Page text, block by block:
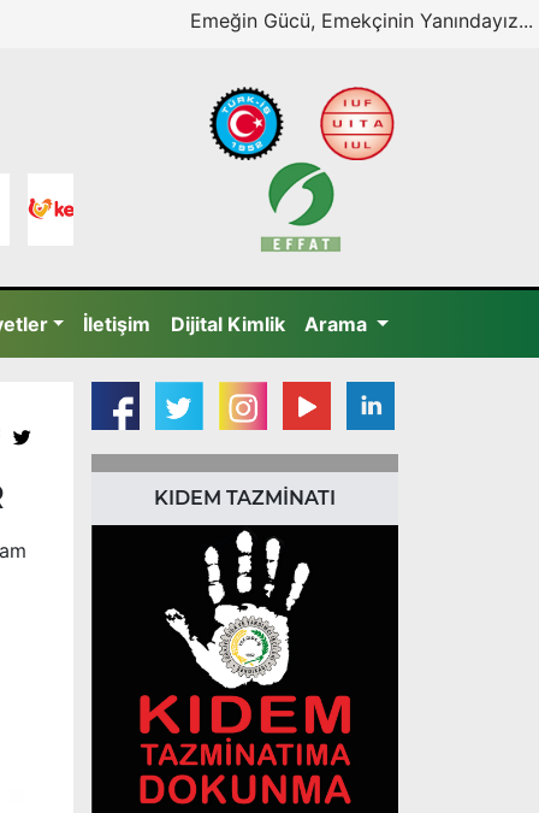
Emeğin Gücü, Emekçinin Yanındayız...
İletişim Dijital Kimlik Arama
KIDEM TAZMİNATI